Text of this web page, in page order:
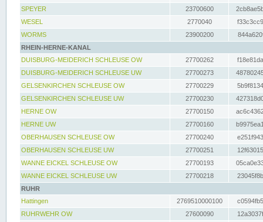
SPEYER
23700600
WESEL
2770040
WORMS
23900200
RHEIN-HERNE-KANAL
DUISBURG-MEIDERICH SCHLEUSE OW
27700262
DUISBURG-MEIDERICH SCHLEUSE UW
27700273
GELSENKIRCHEN SCHLEUSE OW
27700229
GELSENKIRCHEN SCHLEUSE UW
27700230
HERNE OW
27700150
HERNE UW
27700160
OBERHAUSEN SCHLEUSE OW
27700240
OBERHAUSEN SCHLEUSE UW
27700251
WANNE EICKEL SCHLEUSE OW
27700193
WANNE EICKEL SCHLEUSE UW
27700218
RUHR
Hattingen
2769510000100
RUHRWEHR OW
27600090